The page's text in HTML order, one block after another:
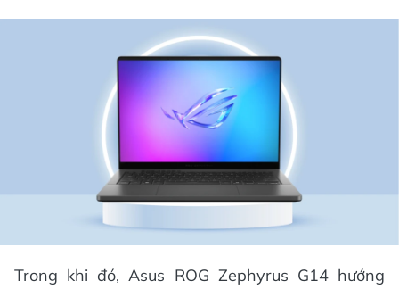
Trong khi đó, Asus ROG Zephyrus G14 hướng